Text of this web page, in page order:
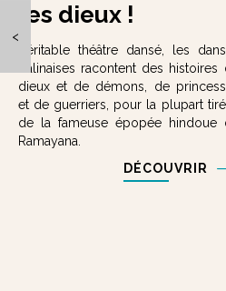
les dieux !
Véritable théâtre dansé, les
balinaises racontent des histoires
dieux et de démons, de
et de guerriers, pour la plupart
de la fameuse épopée hindoue
Ramayana.
DÉCOUVRIR
<